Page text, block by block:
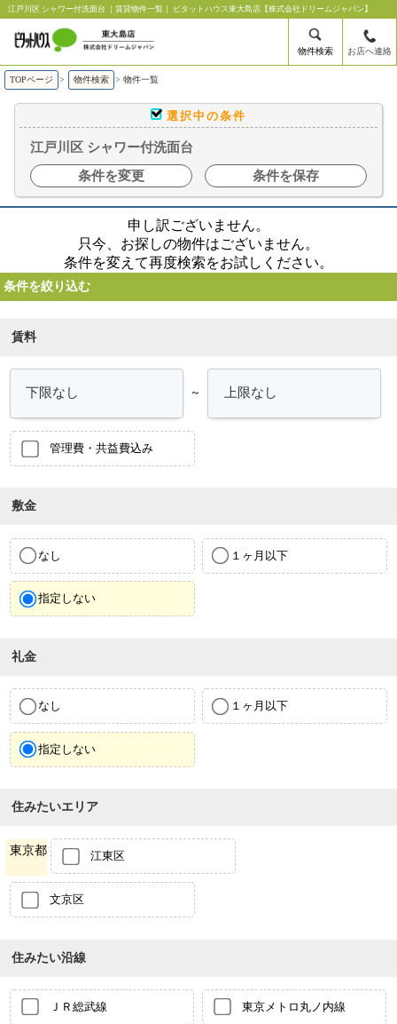
江戸川区 シャワー付洗面台 ｜賃貸物件一覧｜ ピタットハウス東大島店【株式会社ドリームジャパン】
物件検索 お店へ連絡
TOPページ > 物件検索 > 物件一覧
選択中の条件
江戸川区 シャワー付洗面台
条件を変更
条件を保存
申し訳ございません。
只今、お探しの物件はございません。
条件を変えて再度検索をお試しください。
条件を絞り込む
賃料
～
管理費・共益費込み
敷金
なし １ヶ月以下
指定しない
礼金
なし １ヶ月以下
指定しない
住みたいエリア
東京都 江東区
文京区
住みたい沿線
ＪＲ総武線 東京メトロ丸ノ内線